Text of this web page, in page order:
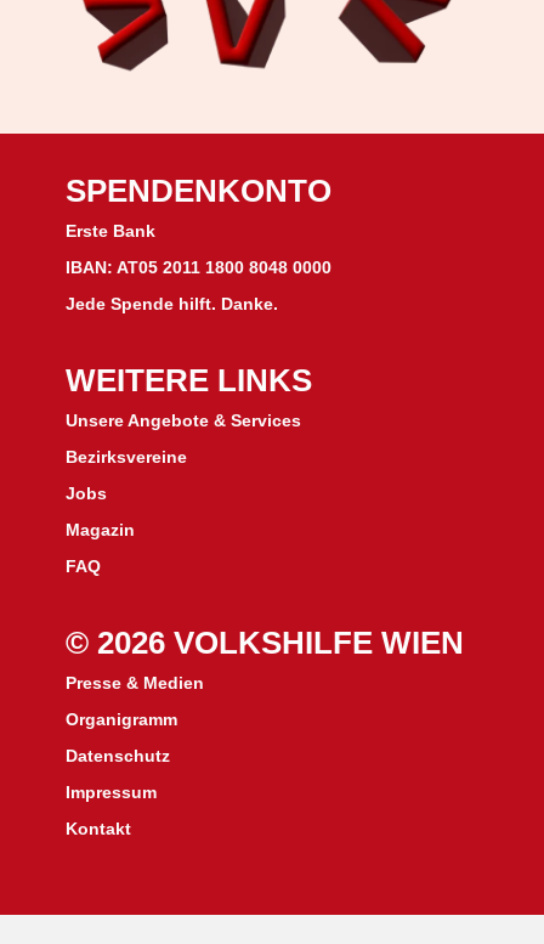
SPENDENKONTO
Erste Bank
IBAN: AT05 2011 1800 8048 0000
Jede Spende hilft. Danke.
WEITERE LINKS
Unsere Angebote & Services
Bezirksvereine
Jobs
Magazin
FAQ
© 2026 VOLKSHILFE WIEN
Presse & Medien
Organigramm
Datenschutz
Impressum
Kontakt